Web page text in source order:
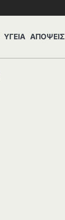
ΥΓΕΙΑ ΑΠΟΨΕΙΣ